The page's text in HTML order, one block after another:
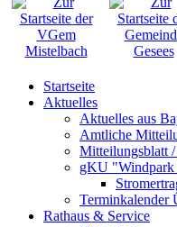
Startseite
Aktuelles
Aktuelles aus
Amtliche
Mitteilungsblatt
gKU "Windpark
Terminkalender
Rathaus & Service